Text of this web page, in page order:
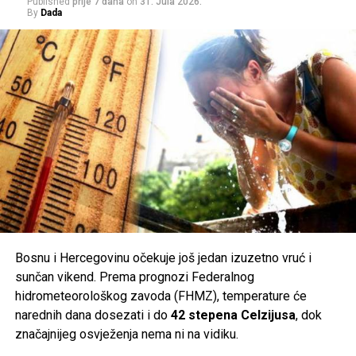
No, kao što se mnogo puta pokazalo tokom opsade,
rezultat je bio suprotan. Tragedija je Sarajlije dodatno
povezala u zajedničkom otporu, a svijet, suočen sa jezivim
By Dada
Bosnu i Hercegovinu očekuje još jedan izuzetno vruć i
sunčan vikend. Prema prognozi Federalnog
hidrometeorološkog zavoda (FHMZ), temperature će
narednih dana dosezati i do 42 stepena Celzijusa, dok
značajnijeg osvježenja nema ni na vidiku.